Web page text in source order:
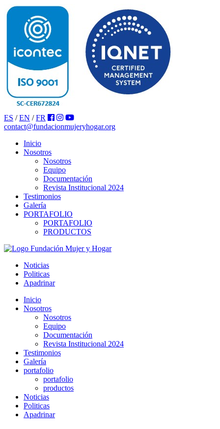
ES / EN / FR
contact@fundacionmujeryhogar.org
Inicio
Nosotros
Nosotros
Equipo
Documentación
Revista Institucional 2024
Testimonios
Galería
PORTAFOLIO
PORTAFOLIO
PRODUCTOS
Noticias
Politicas
Apadrinar
Inicio
Nosotros
Nosotros
Equipo
Documentación
Revista Institucional 2024
Testimonios
Galería
portafolio
portafolio
productos
Noticias
Politicas
Apadrinar